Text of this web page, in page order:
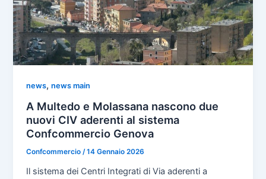
news,news main
A Multedo e Molassana nascono due
nuovi CIV aderenti al sistema
Confcommercio Genova
Confcommercio/14 Gennaio 2026
Il sistema dei Centri Integrati di Via aderenti a